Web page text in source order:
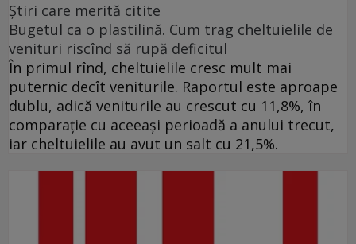
Ştiri care merită citite
Bugetul ca o plastilină. Cum trag cheltuielile de
venituri riscînd să rupă deficitul
În primul rînd, cheltuielile cresc mult mai
puternic decît veniturile. Raportul este aproape
dublu, adică veniturile au crescut cu 11,8%, în
comparație cu aceeași perioadă a anului trecut,
iar cheltuielile au avut un salt cu 21,5%.